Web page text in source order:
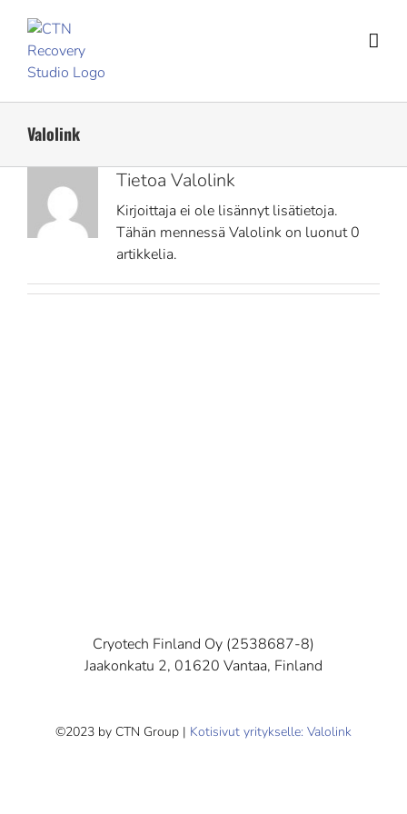
content
Valolink
Tietoa Valolink
Kirjoittaja ei ole lisännyt lisätietoja.
Tähän mennessä Valolink on luonut 0
artikkelia.
Cryotech Finland Oy (2538687-8)
Jaakonkatu 2, 01620 Vantaa, Finland
©2023 by CTN Group | Kotisivut yritykselle: Valolink